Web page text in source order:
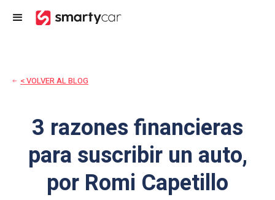
< VOLVER AL BLOG
3 razones financieras
para suscribir un auto,
por Romi Capetillo